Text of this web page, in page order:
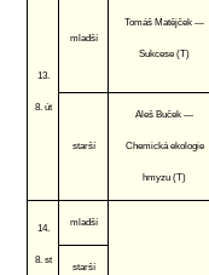
13.
8. út
mladší
Tomáš Matějček —
Sukcese (T)
starší
Aleš Buček —
Chemická ekologie
hmyzu (T)
14.
8. st
mladší
starší